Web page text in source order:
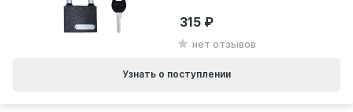
нет отзывов
315
Узнать о поступлении